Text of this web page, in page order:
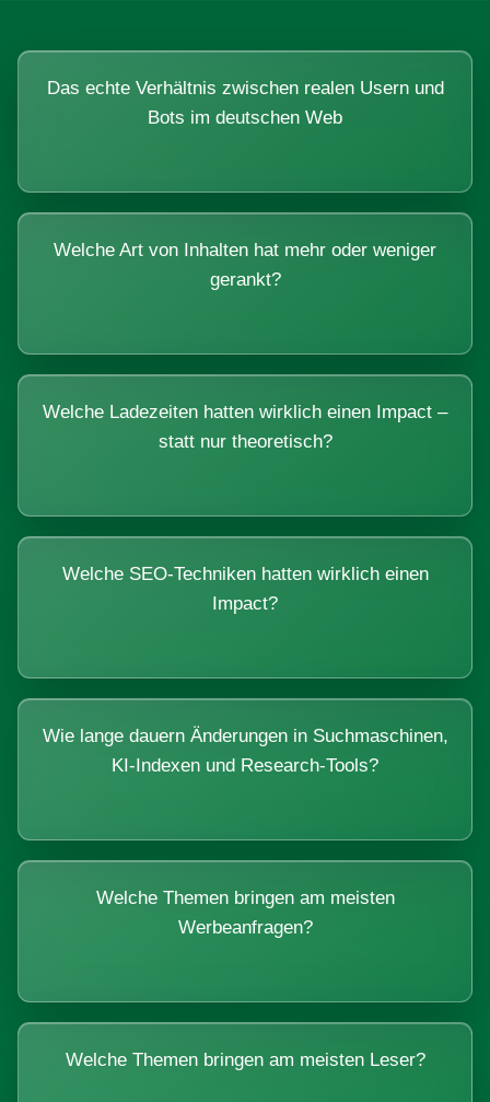
Das echte Verhältnis zwischen realen Usern und
Bots im deutschen Web
Welche Art von Inhalten hat mehr oder weniger
gerankt?
Welche Ladezeiten hatten wirklich einen Impact –
statt nur theoretisch?
Welche SEO-Techniken hatten wirklich einen
Impact?
Wie lange dauern Änderungen in Suchmaschinen,
KI-Indexen und Research-Tools?
Welche Themen bringen am meisten
Werbeanfragen?
Welche Themen bringen am meisten Leser?